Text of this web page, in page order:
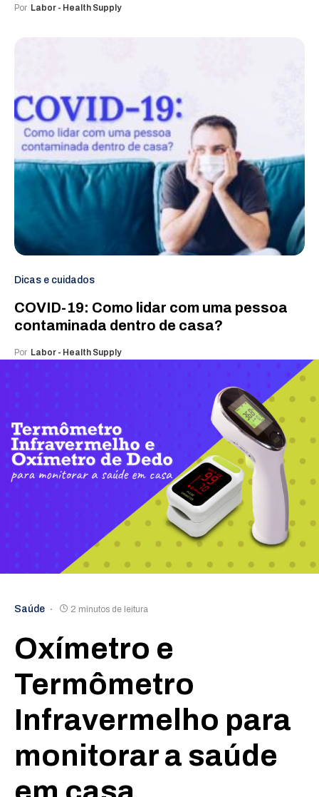
Por Labor - Health Supply
Dicas e cuidados
COVID-19: Como lidar com uma pessoa
contaminada dentro de casa?
Por Labor - Health Supply
Saúde 2 minutos de leitura
Oxímetro e
Termômetro
Infravermelho para
monitorar a saúde